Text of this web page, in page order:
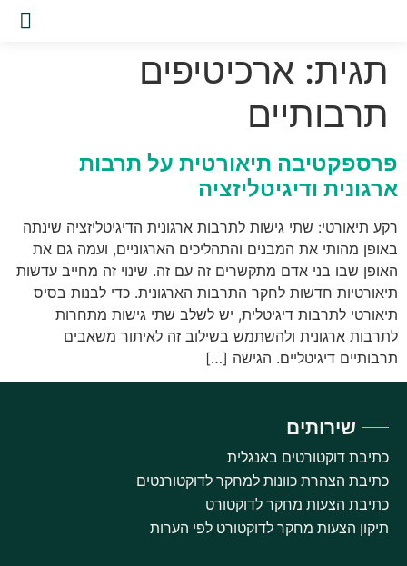
תגית: ארכיטיפים
תרבותיים
פרספקטיבה תיאורטית על תרבות
ארגונית ודיגיטליזציה
רקע תיאורטי: שתי גישות לתרבות ארגונית הדיגיטליזציה שינתה
באופן מהותי את המבנים והתהליכים הארגוניים, ועמה גם את
האופן שבו בני אדם מתקשרים זה עם זה. שינוי זה מחייב עדשות
תיאורטיות חדשות לחקר התרבות הארגונית. כדי לבנות בסיס
תיאורטי לתרבות דיגיטלית, יש לשלב שתי גישות מתחרות
לתרבות ארגונית ולהשתמש בשילוב זה לאיתור משאבים
תרבותיים דיגיטליים. הגישה […]
שירותים
כתיבת דוקטורטים באנגלית
כתיבת הצהרת כוונות למחקר לדוקטורנטים
כתיבת הצעות מחקר לדוקטורט
תיקון הצעות מחקר לדוקטורט לפי הערות